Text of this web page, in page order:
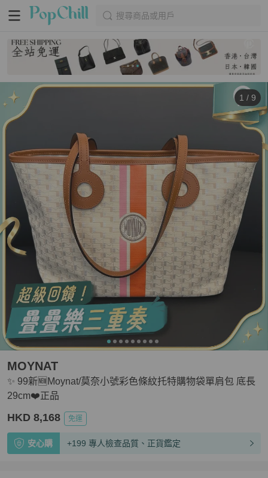
搜尋商品或用戶
1 / 9
✨ 99新🆕Moynat/莫奈小號彩色條紋托特購物袋單肩包 底長
29cm❤️正品
MOYNAT
HKD 8,168 免運
安心購 +199 專人檢查品質、正貨鑑定